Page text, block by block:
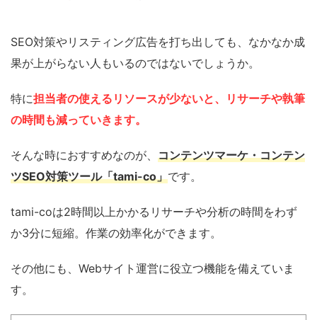
SEO対策やリスティング広告を打ち出しても、なかなか成
果が上がらない人もいるのではないでしょうか。
特に担当者の使えるリソースが少ないと、リサーチや執筆
の時間も減っていきます。
そんな時におすすめなのが、 コンテンツマーケ・コンテン
ツSEO対策ツール「tami-co」です。
tami-coは2時間以上かかるリサーチや分析の時間をわず
か3分に短縮。作業の効率化ができます。
その他にも、Webサイト運営に役立つ機能を備えていま
す。